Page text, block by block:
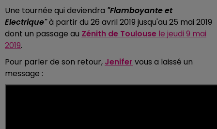
Une tournée qui deviendra "Flamboyante et
Electrique"à partir du 26 avril 2019 jusqu'au 25 mai 2019
dont un passage au Zénith de Toulouse le jeudi 9 mai
2019.
Pour parler de son retour, Jenifer vous a laissé un
message :